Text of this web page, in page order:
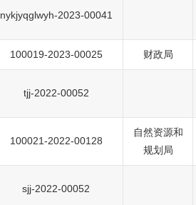
nykjyqglwyh-2023-00041
100019-2023-00025 财政局
tjj-2022-00052
100021-2022-00128
自然资源和
规划局
sjj-2022-00052